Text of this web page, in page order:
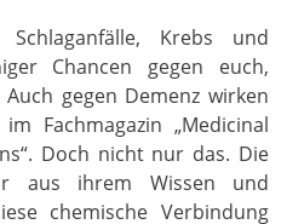
Krebs und
Chancen gegen euch,
gegen Demenz wirken
Fachmagazin „Medicinal
Doch nicht nur das. Die
aus ihrem Wissen und
chemische Verbindung